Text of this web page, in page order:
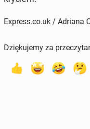
Express.co.uk / Adriana
Dziękujemy za